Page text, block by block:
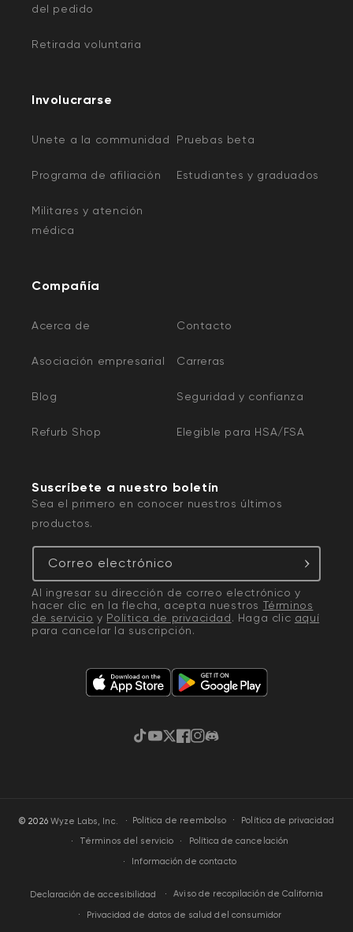
del pedido
Retirada voluntaria
Involucrarse
Unete a la communidad Pruebas beta
Programa de afiliación Estudiantes y graduados
Militares y atención
médica
Compañía
Acerca de Contacto
Asociación empresarial Carreras
Blog Seguridad y confianza
Refurb Shop Elegible para HSA/FSA
Suscríbete a nuestro boletín
Sea el primero en conocer nuestros últimos
productos.
Correo electrónico
Al ingresar su dirección de correo electrónico y
hacer clic en la flecha, acepta nuestros Términos
de servicio y Política de privacidad. Haga clic aquí
para cancelar la suscripción.
TikTok
YouTube
Twitter
Facebook
Instagram
Discordia
© 2026 Wyze Labs, Inc. · Política de reembolso Política de privacidad
Términos del servicio
Política de cancelación
Información de contacto
Declaración de accesibilidad Aviso de recopilación de California
Privacidad de datos de salud del consumidor